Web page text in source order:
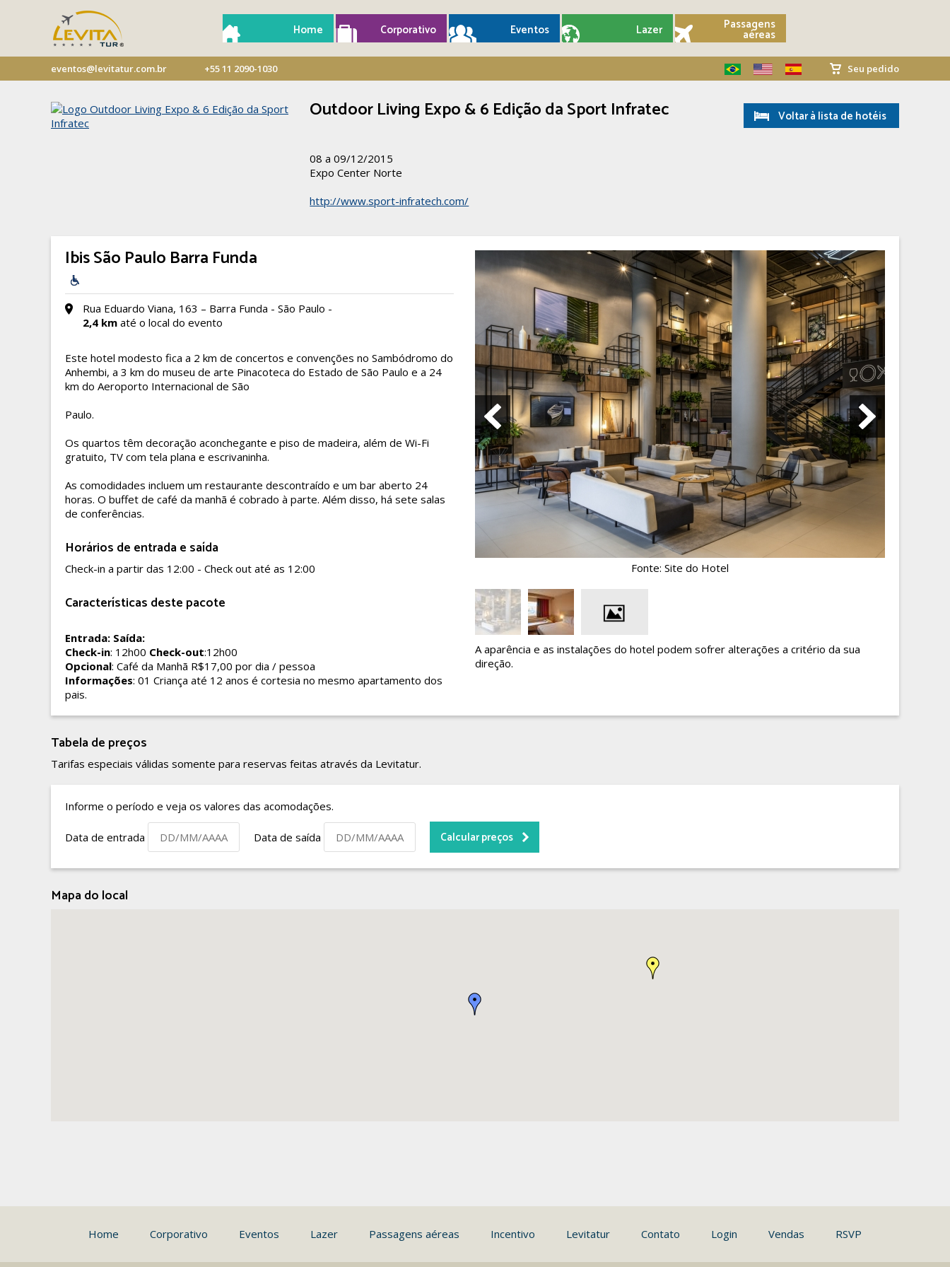
Home Corporativo Eventos Lazer Passagens
aéreas
eventos@levitatur.com.br +55 11 2090-1030 Seu pedido
Outdoor Living Expo & 6 Edição da Sport Infratec
08 a 09/12/2015
Expo Center Norte
http://www.sport-infratech.com/
Voltar à lista de hotéis
Ibis São Paulo Barra Funda
Rua Eduardo Viana, 163 – Barra Funda - São Paulo -
2,4 km até o local do evento
Este hotel modesto fica a 2 km de concertos e convenções no Sambódromo do
Anhembi, a 3 km do museu de arte Pinacoteca do Estado de São Paulo e a 24
km do Aeroporto Internacional de São
Paulo.
Os quartos têm decoração aconchegante e piso de madeira, além de Wi-Fi
gratuito, TV com tela plana e escrivaninha.
As comodidades incluem um restaurante descontraído e um bar aberto 24
horas. O buffet de café da manhã é cobrado à parte. Além disso, há sete salas
de conferências.
Horários de entrada e saída
Check-in a partir das 12:00 - Check out até as 12:00
Características deste pacote
Entrada: Saída:
Check-in: 12h00 Check-out:12h00
Opcional: Café da Manhã R$17,00 por dia / pessoa
Informações: 01 Criança até 12 anos é cortesia no mesmo apartamento dos
pais.
Fonte: Site do Hotel
A aparência e as instalações do hotel podem sofrer alterações a critério da sua
direção.
Tabela de preços
Tarifas especiais válidas somente para reservas feitas através da Levitatur.
Informe o período e veja os valores das acomodações.
Data de entrada Data de saída
Mapa do local
Home Corporativo Eventos Lazer Passagens aéreas Incentivo Levitatur Contato Login Vendas RSVP